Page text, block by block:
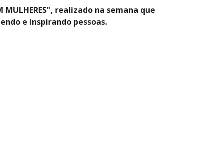
MULHERES", realizado na semana que
e inspirando pessoas.